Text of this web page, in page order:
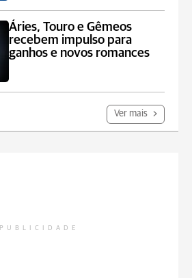
Áries, Touro e Gêmeos
recebem impulso para
ganhos e novos romances
Ver mais
PUBLICIDADE